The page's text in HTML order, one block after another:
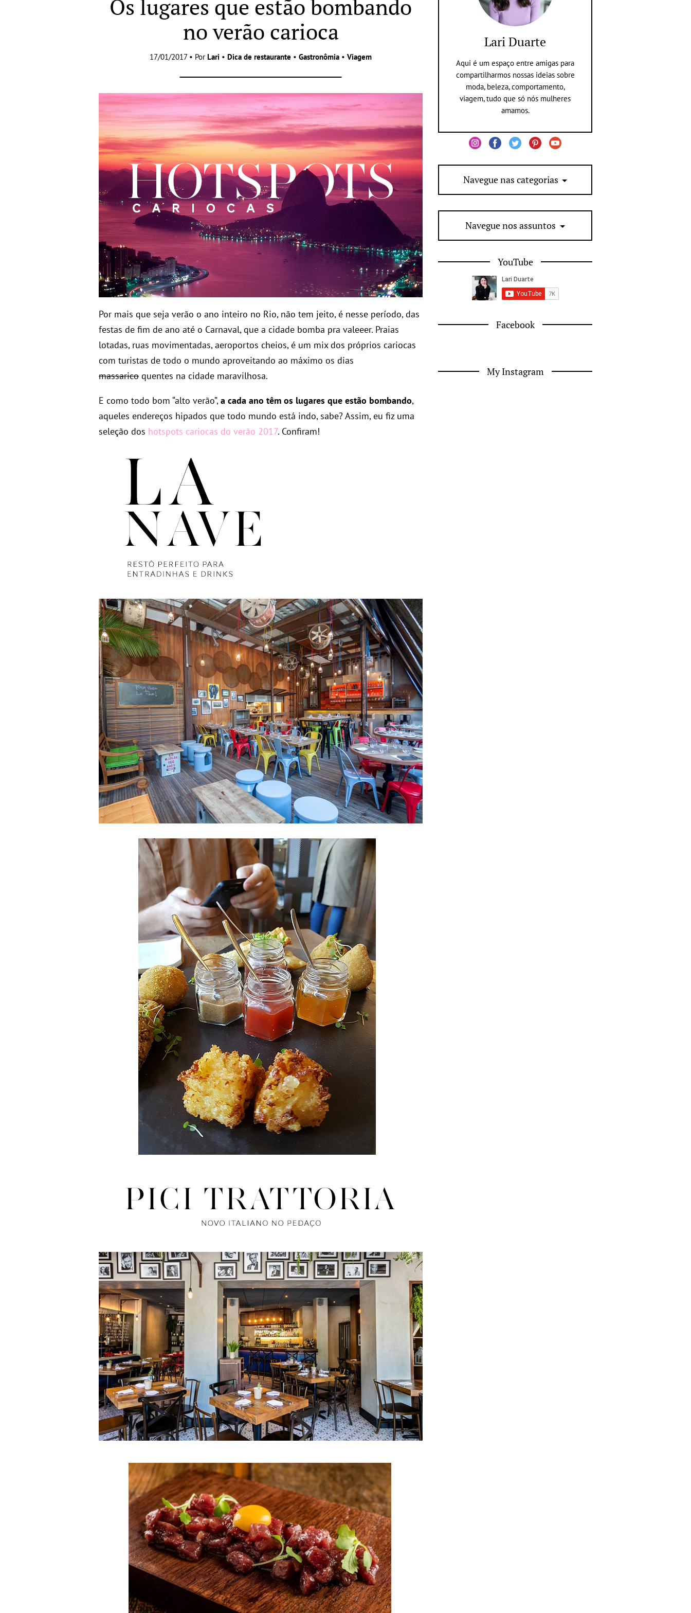
Os lugares que estão bombando
no verão carioca
17/01/2017 • Por Lari • Dica de restaurante • Gastronômia • Viagem
Por mais que seja verão o ano inteiro no Rio, não tem jeito, é nesse período, das
festas de fim de ano até o Carnaval, que a cidade bomba pra valeeer. Praias
lotadas, ruas movimentadas, aeroportos cheios, é um mix dos próprios cariocas
com turistas de todo o mundo aproveitando ao máximo os dias
massarico quentes na cidade maravilhosa.
E como todo bom “alto verão”,a cada ano têm os lugares que estão bombando,
aqueles endereços hipados que todo mundo está indo, sabe? Assim, eu fiz uma
seleção dos hotspots cariocas do verão 2017. Confiram!
Lari Duarte
Aqui é um espaço entre amigas para
compartilharmos nossas ideias sobre
moda, beleza, comportamento,
viagem, tudo que só nós mulheres
amamos.
Navegue nas categorias
Navegue nos assuntos
YouTube
Facebook
My Instagram